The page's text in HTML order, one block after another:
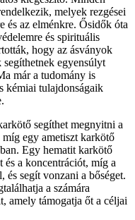
melyek rezgései
és az elménkre. Ősidők óta
és spirituális
hogy az ásványok
egyensúlyt
már a tudomány is
kémiai tulajdonságaik
segíthet megnyitni a
míg egy ametiszt karkötő
Egy hematit karkötő
és a koncentrációt, míg a
segít vonzani a bőséget.
a számára
amely támogatja őt a céljai